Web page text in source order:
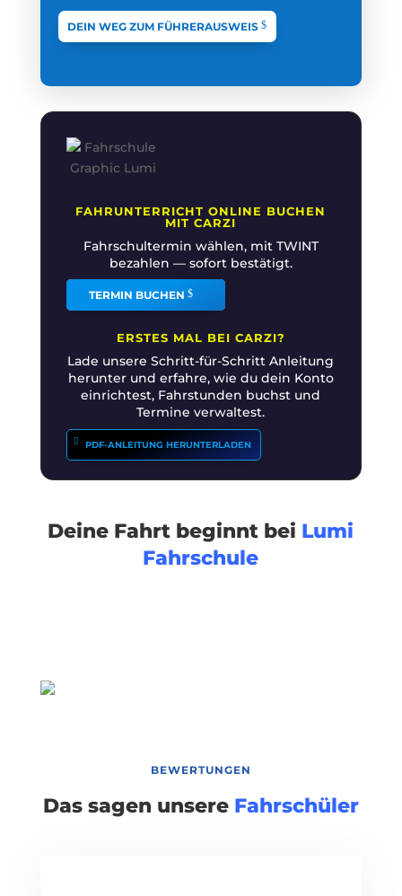
DEIN WEG ZUM FÜHRERAUSWEIS
FAHRUNTERRICHT ONLINE BUCHEN
MIT CARZI
Fahrschultermin wählen, mit TWINT
bezahlen — sofort bestätigt.
TERMIN BUCHEN
ERSTES MAL BEI CARZI?
Lade unsere Schritt-für-Schritt Anleitung
herunter und erfahre, wie du dein Konto
einrichtest, Fahrstunden buchst und
Termine verwaltest.
PDF-ANLEITUNG HERUNTERLADEN
Deine Fahrt beginnt bei Lumi
Fahrschule
BEWERTUNGEN
Das sagen unsere Fahrschüler